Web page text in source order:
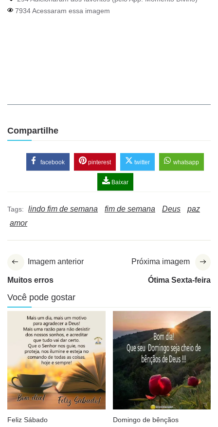
7934 Acessaram essa imagem
Compartilhe
facebook pinterest twitter whatsapp
Baixar
Tags: lindo fim de semana fim de semana Deus
paz
amor
Imagem anterior
Muitos erros
Próxima imagem
Ótima Sexta-feira
Você pode gostar
Feliz Sábado Domingo de bênçãos